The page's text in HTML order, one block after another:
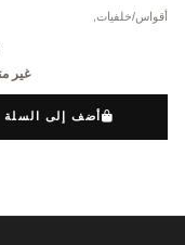
أقواس/خلفيات,
غير
أضف إلى السلة